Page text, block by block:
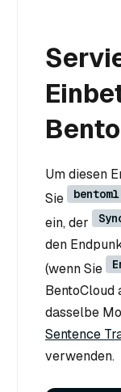
Um diesen
Sie
bentoml
ein, der
den
(wenn Sie
BentoCloud
dasselbe
Sentence
verwenden.